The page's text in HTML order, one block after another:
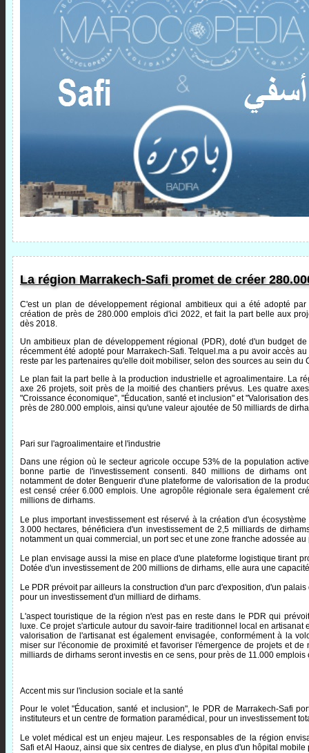
La région Marrakech-Safi promet de créer
C'est un plan de développement régional ambitieux qui a été adopté
création de près de 280.000 emplois d'ici 2022, et fait la part belle aux
dès 2018.
Un ambitieux plan de développement régional (PDR), doté d'un budget
récemment été adopté pour Marrakech-Safi. Telquel.ma a pu avoir accès
reste par les partenaires qu'elle doit mobiliser, selon des sources au sein du
Le plan fait la part belle à la production industrielle et agroalimentaire. La
axe 26 projets, soit près de la moitié des chantiers prévus. Les quatre
"Croissance économique", "Éducation, santé et inclusion" et "Valorisation
près de 280.000 emplois, ainsi qu'une valeur ajoutée de 50 milliards de
Pari sur l'agroalimentaire et l'industrie
Dans une région où le secteur agricole occupe 53% de la population
bonne partie de l'investissement consenti. 840 millions de dirhams
notamment de doter Benguerir d'une plateforme de valorisation de la
est censé créer 6.000 emplois. Une agropôle régionale sera également
millions de dirhams.
Le plus important investissement est réservé à la création d'un
3.000 hectares, bénéficiera d'un investissement de 2,5 milliards de
notamment un quai commercial, un port sec et une zone franche adossée au
Le plan envisage aussi la mise en place d'une plateforme logistique tirant
Dotée d'un investissement de 200 millions de dirhams, elle aura une
Le PDR prévoit par ailleurs la construction d'un parc d'exposition, d'un
pour un investissement d'un milliard de dirhams.
L'aspect touristique de la région n'est pas en reste dans le PDR qui
luxe. Ce projet s'articule autour du savoir-faire traditionnel local en
valorisation de l'artisanat est également envisagée, conformément à la
miser sur l'économie de proximité et favoriser l'émergence de projets et
milliards de dirhams seront investis en ce sens, pour près de 11.000 emplois
Accent mis sur l'inclusion sociale et la santé
Pour le volet "Éducation, santé et inclusion", le PDR de Marrakech-Safi
instituteurs et un centre de formation paramédical, pour un investissement
Le volet médical est un enjeu majeur. Les responsables de la région
Safi et Al Haouz, ainsi que six centres de dialyse, en plus d'un hôpital